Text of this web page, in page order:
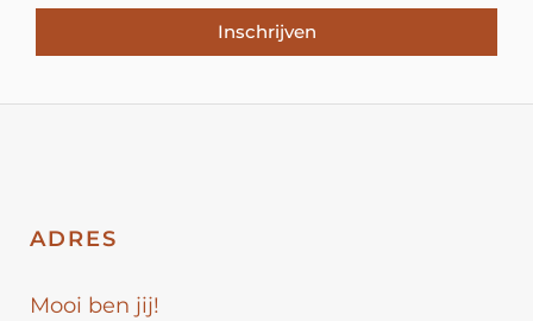
Inschrijven
ADRES
Mooi ben jij!